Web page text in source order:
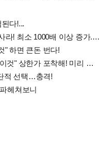
다!...
최소 1000배 이상 증가...충격!!
" 하면 큰돈 번다!
상한가 포착해! 미리 투자..
적 선택…충격!
헤쳐보니